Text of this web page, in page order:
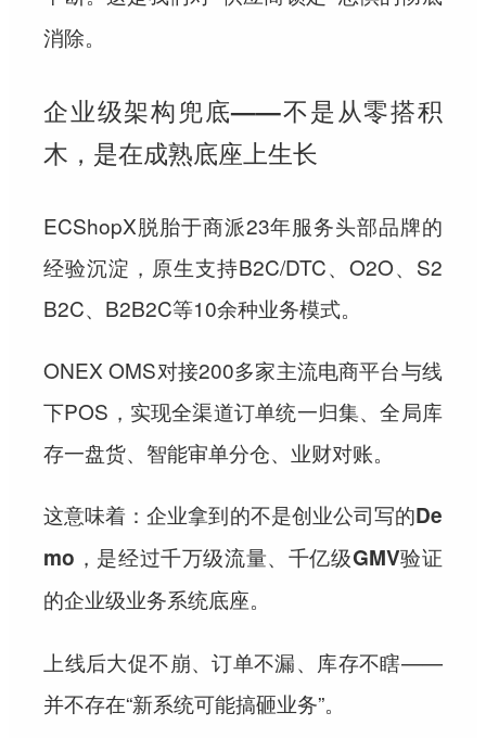
消除。
企业级架构兜底——不是从零搭积
木，是在成熟底座上生长
ECShopX脱胎于商派23年服务头部品牌的
经验沉淀，原生支持B2C/DTC、O2O、S2
B2C、B2B2C等10余种业务模式。
ONEX OMS对接200多家主流电商平台与线
下POS，实现全渠道订单统一归集、全局库
存一盘货、智能审单分仓、业财对账。
这意味着：企业拿到的不是创业公司写的De
mo，是经过千万级流量、千亿级GMV验证
的企业级业务系统底座。
上线后大促不崩、订单不漏、库存不瞎——
并不存在“新系统可能搞砸业务”。